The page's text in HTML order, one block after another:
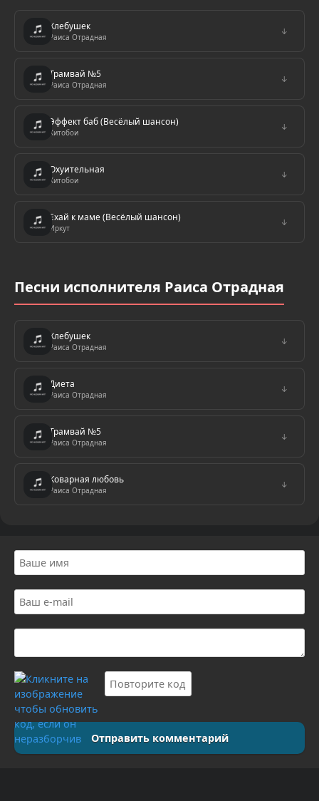
Хлебушек
Раиса Отрадная
↓
Трамвай №5
Раиса Отрадная
↓
Эффект баб (Весёлый шансон)
Хитобои
↓
Охуительная
Хитобои
↓
Ехай к маме (Весёлый шансон)
Иркут
↓
Песни исполнителя Раиса Отрадная
Хлебушек
Раиса Отрадная
↓
Диета
Раиса Отрадная
↓
Трамвай №5
Раиса Отрадная
↓
Коварная любовь
Раиса Отрадная
↓
Отправить комментарий